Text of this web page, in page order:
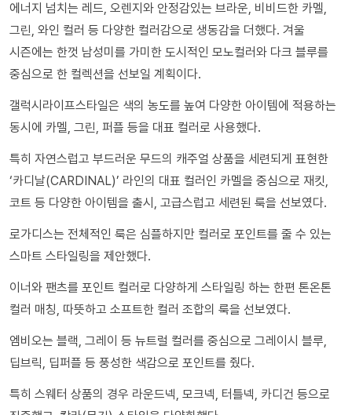
에너지 넘치는 레드, 오렌지와 안정감있는 브라운, 비비드한 카멜,
그린, 와인 컬러 등 다양한 컬러감으로 생동감을 더했다. 겨울
시즌에는 한껏 남성미를 가미한 도시적인 모노컬러와 다크 블루를
중심으로 한 컬렉션을 선보일 계획이다.
갤럭시라이프스타일은 색의 농도를 높여 다양한 아이템에 적용하는
동시에 카멜, 그린, 퍼플 등을 대표 컬러로 사용했다.
특히 자연스럽고 부드러운 무드의 캐주얼 상품을 세련되게 표현한
‘카디날(CARDINAL)’ 라인의 대표 컬러인 카멜을 중심으로 재킷,
코트 등 다양한 아이템을 출시, 고급스럽고 세련된 룩을 선보였다.
로가디스는 전체적인 룩은 심플하지만 컬러로 포인트를 줄 수 있는
스마트 스타일링을 제안했다.
이너와 팬츠를 포인트 컬러로 다양하게 스타일링 하는 한편 톤온톤
컬러 매칭, 따뜻하고 소프트한 컬러 조합의 룩을 선보였다.
엠비오는 블랙, 그레이 등 뉴트럴 컬러를 중심으로 그레이시 블루,
딥브릭, 딥퍼플 등 풍성한 색감으로 포인트를 줬다.
특히 스웨터 상품의 경우 라운드넥, 모크넥, 터틀넥, 카디건 등으로